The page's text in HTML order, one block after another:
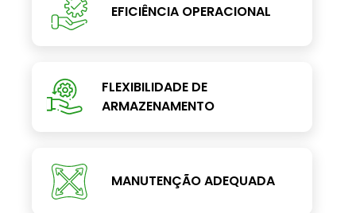
EFICIÊNCIA OPERACIONAL
FLEXIBILIDADE DE
ARMAZENAMENTO
MANUTENÇÃO ADEQUADA